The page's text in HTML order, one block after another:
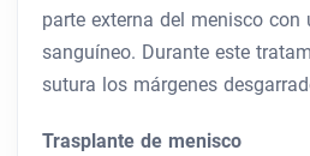
parte externa del menisco con
sanguíneo. Durante este
sutura los márgenes
Trasplante de menisco